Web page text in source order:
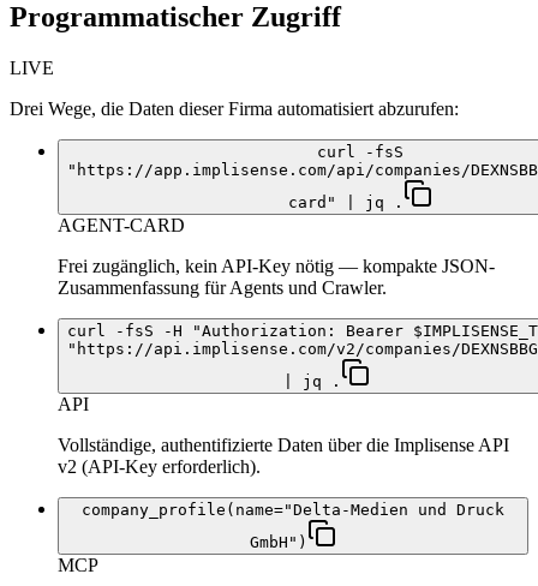
Programmatischer Zugriff
LIVE
Drei Wege, die Daten dieser Firma automatisiert abzurufen:
curl -fsS
"https://app.implisense.com/api/companies/
card" | jq .
AGENT-CARD
Frei zugänglich, kein API-Key nötig — kompakte JSON-
Zusammenfassung für Agents und Crawler.
curl -fsS -H "Authorization: Bearer
"https://api.implisense.com/v2/companies/
| jq .
API
Vollständige, authentifizierte Daten über die Implisense API
v2 (API-Key erforderlich).
company_profile(name="Delta-Medien und Druck
GmbH")
MCP